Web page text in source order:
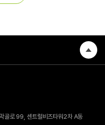
골로 99, 센트럴비즈타워2차 A동